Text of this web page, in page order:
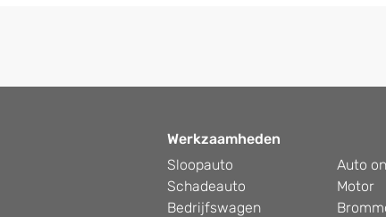
Werkzaamheden
Sloopauto
Auto
Schadeauto
Motor
Bedrijfswagen